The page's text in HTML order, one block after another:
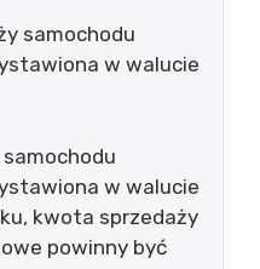
samochodu
w walucie
w walucie
kwota sprzedaży
powinny być